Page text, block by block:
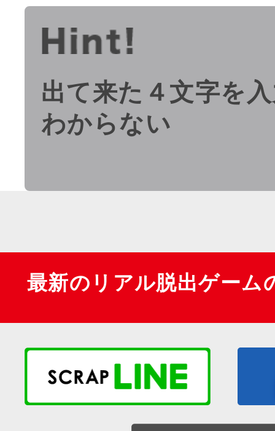
出て来た４文字を
わからない
最新のリアル脱出ゲーム